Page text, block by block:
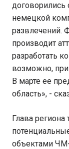
договорились
немецкой
развлечений.
производит
разработать
возможно,
В марте ее
область», -
Глава
объектами